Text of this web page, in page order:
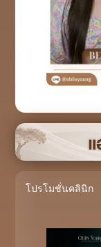
โปรโมชั่นคลินิก